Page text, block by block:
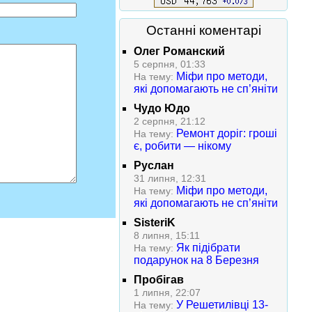
Останні коментарі
Олег Романский
5 серпня, 01:33
На тему: Міфи про методи,
які допомагають не сп’яніти
Чудо Юдо
2 серпня, 21:12
На тему: Ремонт доріг: гроші
є, робити — нікому
Руслан
31 липня, 12:31
На тему: Міфи про методи,
які допомагають не сп’яніти
SisteriK
8 липня, 15:11
На тему: Як підібрати
подарунок на 8 Березня
Пробігав
1 липня, 22:07
На тему: У Решетилівці 13-